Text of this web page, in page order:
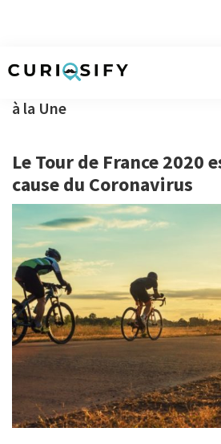
to
main
to
primary
to
footer
Actualités
gogo
à la Une
Le Tour de France 2020
cause du Coronavirus